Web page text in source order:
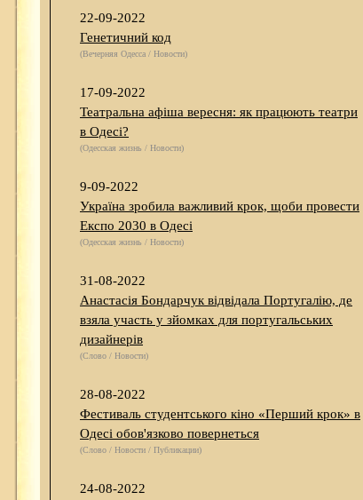
22-09-2022
Генетичний код
(Вечерняя Одесса / Новости)
17-09-2022
Театральна афіша вересня: як працюють театри
в Одесі?
(Одесская жизнь / Новости)
9-09-2022
Україна зробила важливий крок, щоби провести
Експо 2030 в Одесі
(Одесская жизнь / Новости)
31-08-2022
Анастасія Бондарчук відвідала Португалію, де
взяла участь у зйомках для португальських
дизайнерів
(Слово / Новости)
28-08-2022
Фестиваль студентського кіно «Перший крок» в
Одесі обов'язково повернеться
(Слово / Новости / Публикации)
24-08-2022